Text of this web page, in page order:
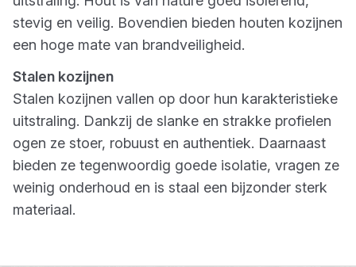
stevig en veilig. Bovendien bieden houten kozijnen
een hoge mate van brandveiligheid.
Stalen kozijnen
Stalen kozijnen vallen op door hun karakteristieke
uitstraling. Dankzij de slanke en strakke profielen
ogen ze stoer, robuust en authentiek. Daarnaast
bieden ze tegenwoordig goede isolatie, vragen ze
weinig onderhoud en is staal een bijzonder sterk
materiaal.